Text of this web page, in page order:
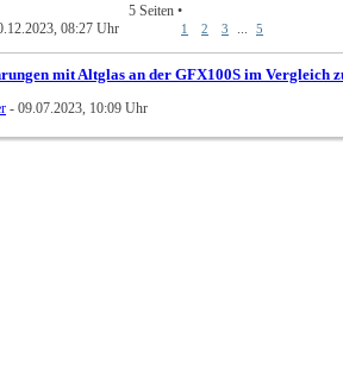
08:27 Uhr
5 Seiten •
1 2 3 ... 5
mit Altglas an der GFX100S im Vergleich
- 09.07.2023, 10:09 Uhr